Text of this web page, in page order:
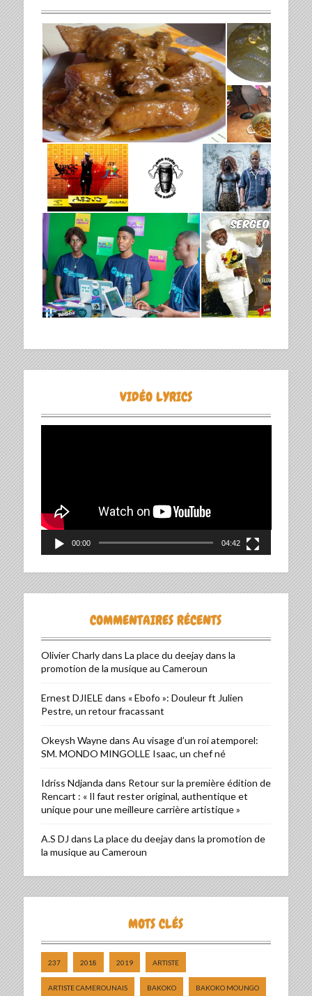
VIDÉO LYRICS
00:00 04:42
COMMENTAIRES RÉCENTS
Olivier Charlydans La place du deejay dans la
promotion de la musique au Cameroun
Ernest DJIELE dans « Ebofo »: Douleur ft Julien
Pestre, un retour fracassant
Okeysh Waynedans Au visage d’un roi atemporel:
SM. MONDO MINGOLLE Isaac, un chef né
Idriss Ndjanda dans Retour sur la première édition de
Rencart : « Il faut rester original, authentique et
unique pour une meilleure carrière artistique »
A.S DJ dans La place du deejay dans la promotion de
la musique au Cameroun
MOTS CLÉS
237 2018 2019 ARTISTE
ARTISTE CAMEROUNAIS BAKOKO BAKOKO MOUNGO